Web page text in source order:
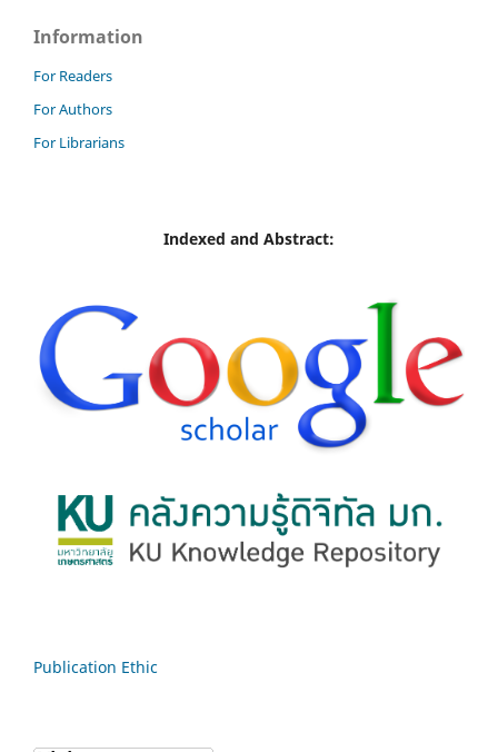
Information
For Readers
For Authors
For Librarians
Indexed and Abstract:
Publication Ethic